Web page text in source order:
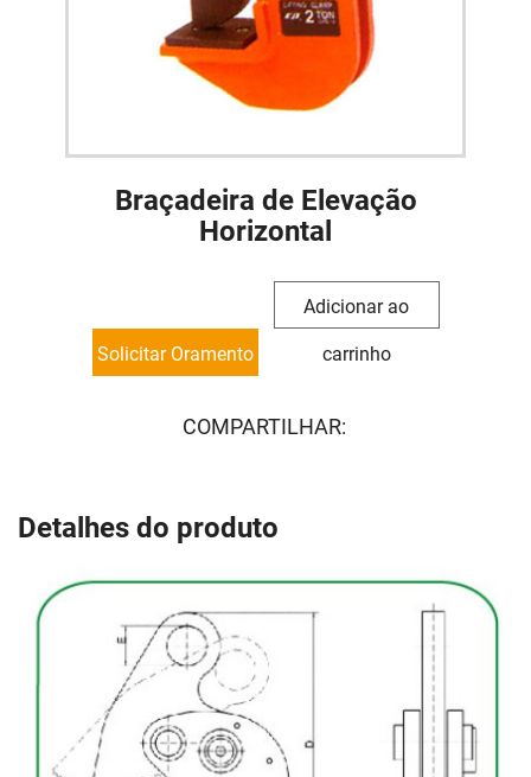
Braçadeira de Elevação
Horizontal
Solicitar Oramento
Adicionar ao
carrinho
COMPARTILHAR:
Detalhes do produto